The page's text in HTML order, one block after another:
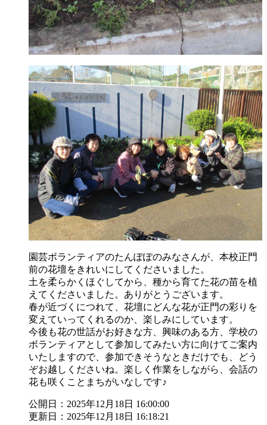
園芸ボランティアのたんぽぽのみなさんが、本校正門
前の花壇をきれいにしてくださいました。
土を柔らかくほぐしてから、種から育てた花の苗を植
えてくださいました。ありがとうございます。
春が近づくにつれて、花壇にどんな花が正門の彩りを
変えていってくれるのか、楽しみにしています。
今後も花の世話がお好きな方、興味のある方、学校の
ボランティアとして参加してみたい方に向けてご案内
いたしますので、参加できそうなときだけでも、どう
ぞお越しくださいね。楽しく作業をしながら、会話の
花も咲くことまちがいなしです♪
公開日：2025年12月18日 16:00:00
更新日：2025年12月18日 16:18:21